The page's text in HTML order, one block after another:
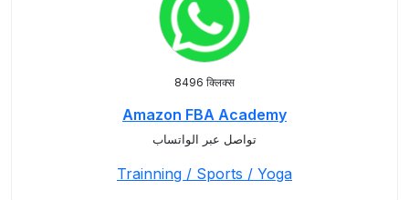
8496 क्लिक्स
Amazon FBA Academy
تواصل عبر الواتساب
Trainning / Sports / Yoga